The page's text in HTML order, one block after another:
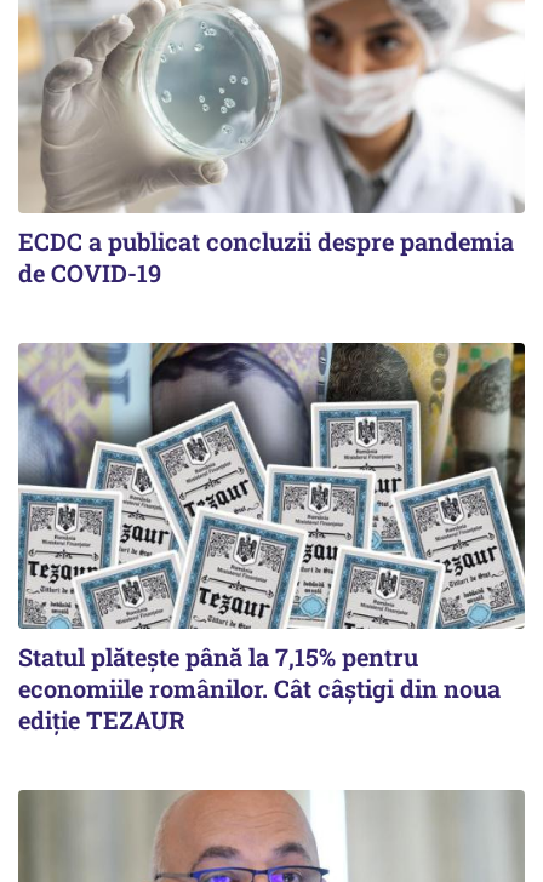
ECDC a publicat concluzii despre pandemia
de COVID-19
Statul plătește până la 7,15% pentru
economiile românilor. Cât câștigi din noua
ediție TEZAUR